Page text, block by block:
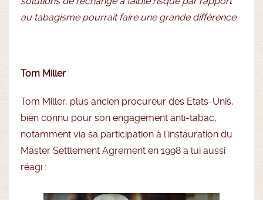
au tabagisme pourrait faire une grande différence.
Tom Miller
Tom Miller, plus ancien procureur des Etats-Unis,
bien connu pour son engagement anti-tabac,
notamment via sa participation à l’instauration du
Master Settlement Agrement en 1998 a lui aussi
réagi :